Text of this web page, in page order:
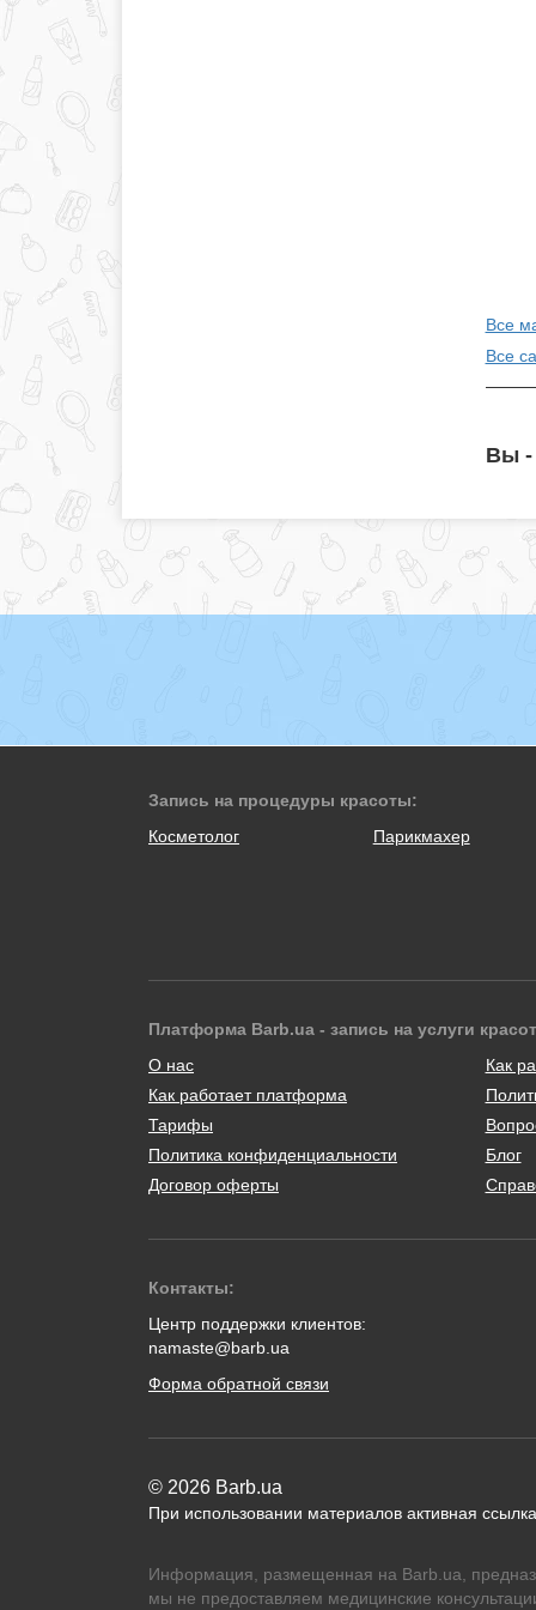
Все
Все
Вы -
Запись на процедуры красоты:
Косметолог
Парикмахер
Платформа Barb.ua - запись на услуги
О нас
Как работает платформа
Тарифы
Политика конфиденциальности
Договор оферты
Как
Блог
Контакты:
Центр поддержки клиентов:
namaste@barb.ua
Форма обратной связи
© 2026 Barb.ua
При использовании материалов активная
Информация, размещенная на Barb.ua,
мы не предоставляем медицинские